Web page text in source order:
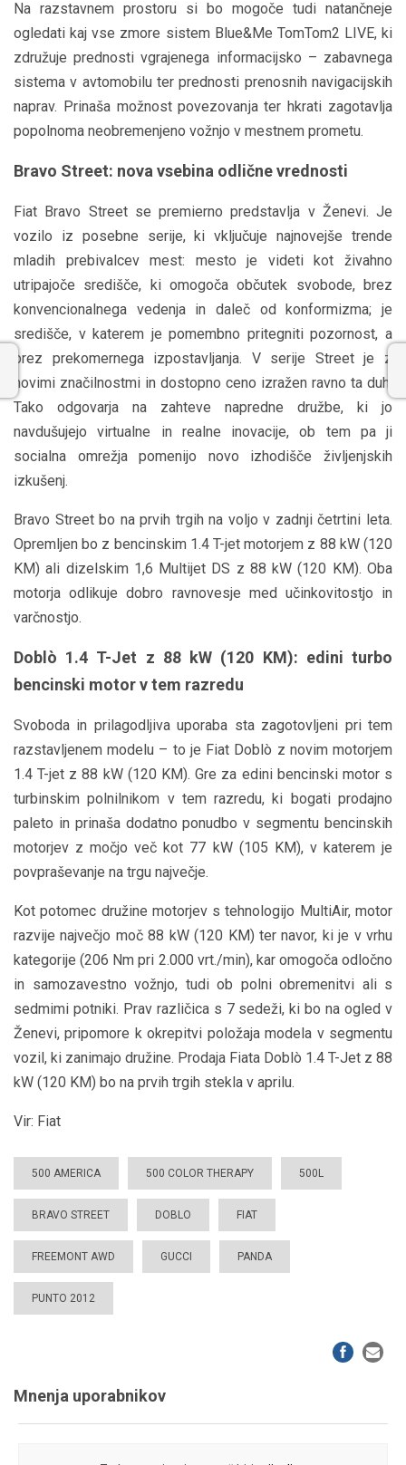
Na razstavnem prostoru si bo mogoče tudi natančneje
ogledati kaj vse zmore sistem Blue&Me TomTom2 LIVE, ki
združuje prednosti vgrajenega informacijsko – zabavnega
sistema v avtomobilu ter prednosti prenosnih navigacijskih
naprav. Prinaša možnost povezovanja ter hkrati zagotavlja
popolnoma neobremenjeno vožnjo v mestnem prometu.
Bravo Street: nova vsebina odlične vrednosti
Fiat Bravo Street se premierno predstavlja v Ženevi. Je
vozilo iz posebne serije, ki vključuje najnovejše trende
mladih prebivalcev mest: mesto je videti kot živahno
utripajoče središče, ki omogoča občutek svobode, brez
konvencionalnega vedenja in daleč od konformizma; je
središče, v katerem je pomembno pritegniti pozornost, a
brez prekomernega izpostavljanja. V serije Street je z
novimi značilnostmi in dostopno ceno izražen ravno ta duh.
Tako odgovarja na zahteve napredne družbe, ki jo
navdušujejo virtualne in realne inovacije, ob tem pa ji
socialna omrežja pomenijo novo izhodišče življenjskih
izkušenj.
Bravo Street bo na prvih trgih na voljo v zadnji četrtini leta.
Opremljen bo z bencinskim 1.4 T-jet motorjem z 88 kW (120
KM) ali dizelskim 1,6 Multijet DS z 88 kW (120 KM). Oba
motorja odlikuje dobro ravnovesje med učinkovitostjo in
varčnostjo.
Doblò 1.4 T-Jet z 88 kW (120 KM): edini turbo
bencinski motor v tem razredu
Svoboda in prilagodljiva uporaba sta zagotovljeni pri tem
razstavljenem modelu – to je Fiat Doblò z novim motorjem
1.4 T-jet z 88 kW (120 KM). Gre za edini bencinski motor s
turbinskim polnilnikom v tem razredu, ki bogati prodajno
paleto in prinaša dodatno ponudbo v segmentu bencinskih
motorjev z močjo več kot 77 kW (105 KM), v katerem je
povpraševanje na trgu največje.
Kot potomec družine motorjev s tehnologijo MultiAir, motor
razvije največjo moč 88 kW (120 KM) ter navor, ki je v vrhu
kategorije (206 Nm pri 2.000 vrt./min), kar omogoča odločno
in samozavestno vožnjo, tudi ob polni obremenitvi ali s
sedmimi potniki. Prav različica s 7 sedeži, ki bo na ogled v
Ženevi, pripomore k okrepitvi položaja modela v segmentu
vozil, ki zanimajo družine. Prodaja Fiata Doblò 1.4 T-Jet z 88
kW (120 KM) bo na prvih trgih stekla v aprilu.
Vir: Fiat
500 AMERICA 500 COLOR THERAPY 500L
BRAVO STREET DOBLO FIAT
FREEMONT AWD GUCCI PANDA
PUNTO 2012
Mnenja uporabnikov